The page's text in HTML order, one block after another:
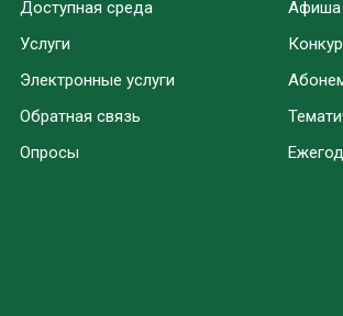
Доступная среда
Услуги
Электронные услуги
Обратная связь
Опросы
Афиша